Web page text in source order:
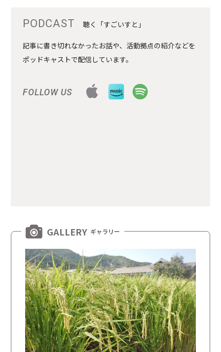
PODCAST 聴く「すごいすと」
記事に書き切れなかったお話や、活動拠点の紹介などを
ポッドキャストで配信しています。
FOLLOW US
GALLERY ギャラリー